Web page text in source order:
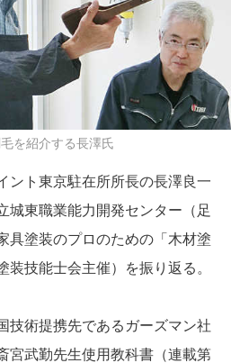
を紹介する長澤氏
ト東京駐在所所長の長澤良一
城東職業能力開発センター（足
具塗装のプロのための「木材塗
技能士会主催）を振り返る。
術提携先であるガーズマン社
宮武勤先生使用教科書（連載第